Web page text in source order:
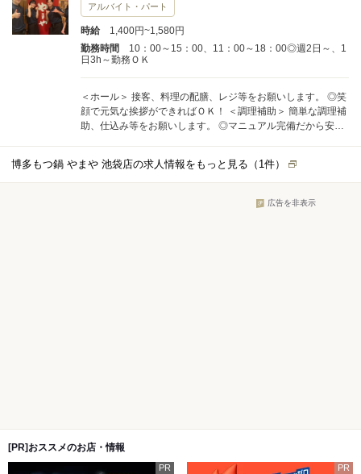
アルバイト・パート
時給
1,400円~1,580円
勤務時間
10：00～15：00、11：00～18：00◎週2日～、1
日3h～勤務ＯＫ
＜ホール＞ 接客、料理の配膳、レジ等をお願いします。 ◎笑
顔で元気な挨拶ができればＯＫ！ ＜調理補助＞ 簡単な調理補
助、仕込み等をお願いします。 ◎マニュアル完備だから安心
博多もつ鍋 やまや 池袋店の求人情報をもっと見る（ 1件）
広告を非表示
[PR]おススメのお店・情報
PR PR